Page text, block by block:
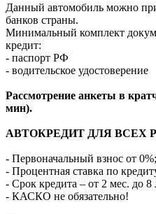
Данный автомобиль можно
банков страны.
Минимальный комплект
кредит:
- паспорт РФ
- водительское удостоверение
Рассмотрение анкеты в
мин).
АВТОКРЕДИТ ДЛЯ ВСЕХ
- Первоначальный взнос от 0%;
- Процентная ставка по
- Срок кредита – от 2 мес. до 8
- КАСКО не обязательно!